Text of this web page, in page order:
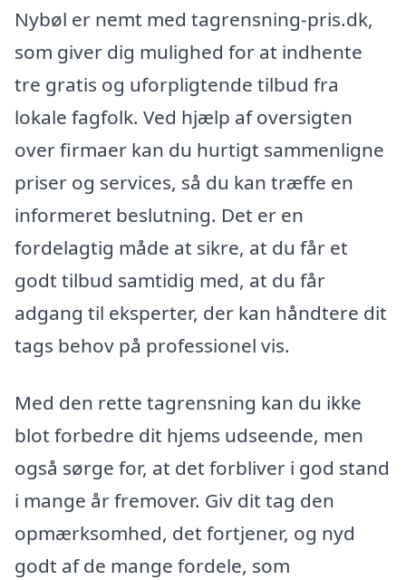
Nybøl er nemt med tagrensning-pris.dk,
som giver dig mulighed for at indhente
tre gratis og uforpligtende tilbud fra
lokale fagfolk. Ved hjælp af oversigten
over firmaer kan du hurtigt sammenligne
priser og services, så du kan træffe en
informeret beslutning. Det er en
fordelagtig måde at sikre, at du får et
godt tilbud samtidig med, at du får
adgang til eksperter, der kan håndtere dit
tags behov på professionel vis.
Med den rette tagrensning kan du ikke
blot forbedre dit hjems udseende, men
også sørge for, at det forbliver i god stand
i mange år fremover. Giv dit tag den
opmærksomhed, det fortjener, og nyd
godt af de mange fordele, som